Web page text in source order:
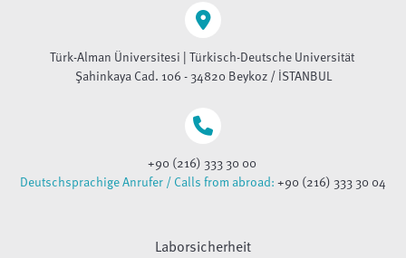
Türk-Alman Üniversitesi | Türkisch-Deutsche Universität
Şahinkaya Cad. 106 - 34820 Beykoz / İSTANBUL
+90 (216) 333 30 00
Deutschsprachige Anrufer / Calls from abroad:+90 (216) 333 30 04
Laborsicherheit